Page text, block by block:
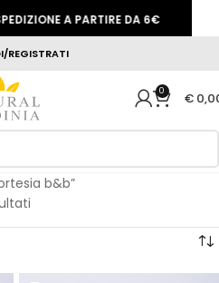
REGISTRATI
0 €
b&b”
A PARTIRE DA 6€